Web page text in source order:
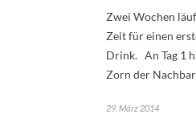
Zwei Wochen
Zeit für einen
Drink. An Tag 1
Zorn der
29. März 2014